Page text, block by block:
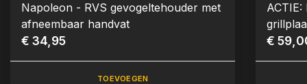
Napoleon - RVS gevogeltehouder met
afneembaar handvat
€ 34,95
TOEVOEGEN
€